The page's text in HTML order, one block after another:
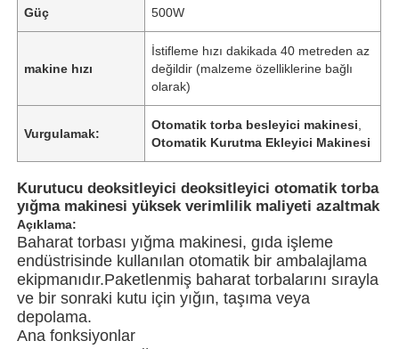
Güç 500W
makine hızı
İstifleme hızı dakikada 40 metreden az
değildir (malzeme özelliklerine bağlı
olarak)
Vurgulamak:
Otomatik torba besleyici makinesi
Otomatik Kurutma Ekleyici Makinesi
Kurutucu deoksitleyici deoksitleyici otomatik torba
yığma makinesi yüksek verimlilik maliyeti azaltmak
Açıklama:
Baharat torbası yığma makinesi, gıda işleme
endüstrisinde kullanılan otomatik bir ambalajlama
ekipmanıdır.Paketlenmiş baharat torbalarını sırayla
ve bir sonraki kutu için yığın, taşıma veya
depolama.
Ana fonksiyonlar